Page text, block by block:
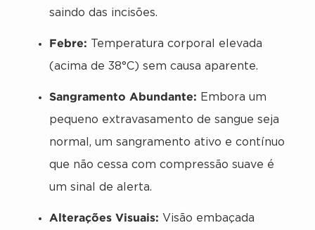
saindo das incisões.
Febre: Temperatura corporal elevada
(acima de 38°C) sem causa aparente.
Sangramento Abundante: Embora um
pequeno extravasamento de sangue seja
normal, um sangramento ativo e contínuo
que não cessa com compressão suave é
um sinal de alerta.
Alterações Visuais: Visão embaçada